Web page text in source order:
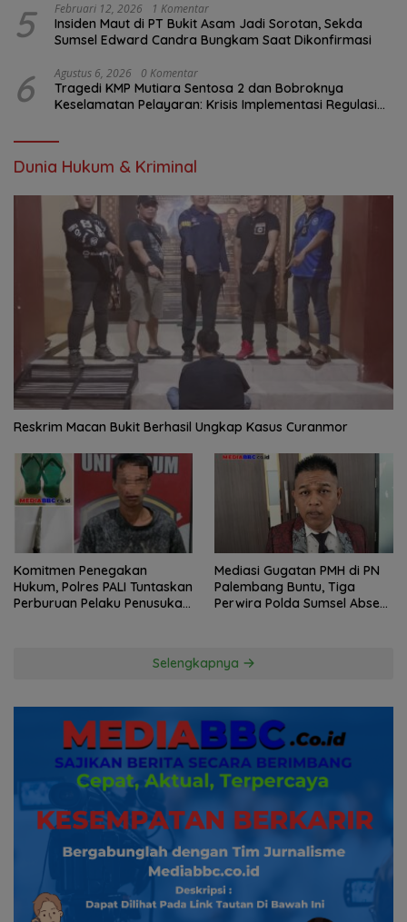
5 Februari 12, 2026 1 Komentar
Insiden Maut di PT Bukit Asam Jadi Sorotan, Sekda
Sumsel Edward Candra Bungkam Saat Dikonfirmasi
6 Agustus 6, 2026 0 Komentar
Tragedi KMP Mutiara Sentosa 2 dan Bobroknya
Keselamatan Pelayaran: Krisis Implementasi Regulasi
Dunia Hukum & Kriminal
Reskrim Macan Bukit Berhasil Ungkap Kasus Curanmor
Komitmen Penegakan
Hukum, Polres PALI Tuntaskan
Perburuan Pelaku Penusukan
Mediasi Gugatan PMH di PN
Palembang Buntu, Tiga
Perwira Polda Sumsel Absen,
Selengkapnya